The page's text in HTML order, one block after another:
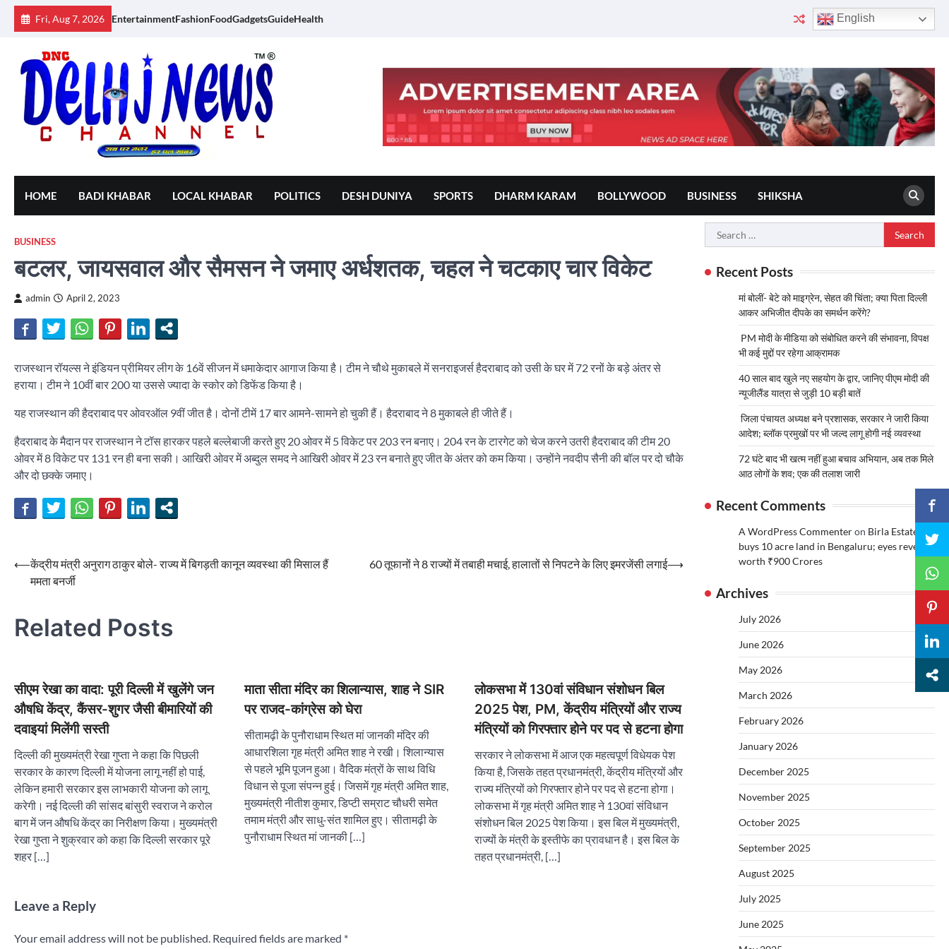
Skip
Fri, Aug 7, 2026 EntertainmentFashionFoodGadgetsGuideHealth English
HOME BADI KHABAR LOCAL KHABAR POLITICS DESH DUNIYA SPORTS DHARM KARAM BOLLYWOOD BUSINESS SHIKSHA
BUSINESS
बटलर, जायसवाल और सैमसन ने जमाए अर्धशतक, चहल ने चटकाए चार विकेट
admin April 2, 2023
राजस्थान रॉयल्स ने इंडियन प्रीमियर लीग के 16वें सीजन में धमाकेदार आगाज किया है। टीम ने चौथे मुकाबले में सनराइजर्स हैदराबाद को उसी के घर में 72 रनों के बड़े अंतर से
हराया। टीम ने 10वीं बार 200 या उससे ज्यादा के स्कोर को डिफेंड किया है।
यह राजस्थान की हैदराबाद पर ओवरऑल 9वीं जीत है। दोनों टीमें 17 बार आमने-सामने हो चुकी हैं। हैदराबाद ने 8 मुकाबले ही जीते हैं।
हैदराबाद के मैदान पर राजस्थान ने टॉस हारकर पहले बल्लेबाजी करते हुए 20 ओवर में 5 विकेट पर 203 रन बनाए। 204 रन के टारगेट को चेज करने उतरी हैदराबाद की टीम 20
ओवर में 8 विकेट पर 131 रन ही बना सकी। आखिरी ओवर में अब्दुल समद ने आखिरी ओवर में 23 रन बनाते हुए जीत के अंतर को कम किया। उन्होंने नवदीप सैनी की बॉल पर दो चौके
और दो छक्के जमाए।
Post
navigation
⟵केंद्रीय मंत्री अनुराग ठाकुर बोले- राज्य में बिगड़ती कानून व्यवस्था की मिसाल हैं
ममता बनर्जी
60 तूफानों ने 8 राज्यों में तबाही मचाई, हालातों से निपटने के लिए इमरजेंसी लगाई⟶
Related Posts
सीएम रेखा का वादा: पूरी दिल्ली में खुलेंगे जन
औषधि केंद्र, कैंसर-शुगर जैसी बीमारियों की
दवाइयां मिलेंगी सस्ती
दिल्ली की मुख्यमंत्री रेखा गुप्ता ने कहा कि पिछली
सरकार के कारण दिल्ली में योजना लागू नहीं हो पाई,
लेकिन हमारी सरकार इस लाभकारी योजना को लागू
करेगी। नई दिल्ली की सांसद बांसुरी स्वराज ने करोल
बाग में जन औषधि केंद्र का निरीक्षण किया। मुख्यमंत्री
रेखा गुप्ता ने शुक्रवार को कहा कि दिल्ली सरकार पूरे
शहर […]
माता सीता मंदिर का शिलान्यास, शाह ने SIR
पर राजद-कांग्रेस को घेरा
सीतामढ़ी के पुनौराधाम स्थित मां जानकी मंदिर की
आधारशिला गृह मंत्री अमित शाह ने रखी। शिलान्यास
से पहले भूमि पूजन हुआ। वैदिक मंत्रों के साथ विधि
विधान से पूजा संपन्न हुई। जिसमें गृह मंत्री अमित शाह,
मुख्यमंत्री नीतीश कुमार, डिप्टी सम्राट चौधरी समेत
तमाम मंत्री और साधु-संत शामिल हुए। सीतामढ़ी के
पुनौराधाम स्थित मां जानकी […]
लोकसभा में 130वां संविधान संशोधन बिल
2025 पेश, PM, केंद्रीय मंत्रियों और राज्य
मंत्रियों को गिरफ्तार होने पर पद से हटना होगा
सरकार ने लोकसभा में आज एक महत्वपूर्ण विधेयक पेश
किया है, जिसके तहत प्रधानमंत्री, केंद्रीय मंत्रियों और
राज्य मंत्रियों को गिरफ्तार होने पर पद से हटना होगा।
लोकसभा में गृह मंत्री अमित शाह ने 130वां संविधान
संशोधन बिल 2025 पेश किया। इस बिल में मुख्यमंत्री,
राज्यों के मंत्री के इस्तीफे का प्रावधान है। इस बिल के
तहत प्रधानमंत्री, […]
Leave a Reply
Your email address will not be published. Required fields are marked *
Search
for:
Recent Posts
मां बोलीं- बेटे को माइग्रेन, सेहत की चिंता; क्या पिता दिल्ली
आकर अभिजीत दीपके का समर्थन करेंगे?
PM मोदी के मीडिया को संबोधित करने की संभावना, विपक्ष
भी कई मुद्दों पर रहेगा आक्रामक
40 साल बाद खुले नए सहयोग के द्वार, जानिए पीएम मोदी की
न्यूजीलैंड यात्रा से जुड़ी 10 बड़ी बातें
जिला पंचायत अध्यक्ष बने प्रशासक, सरकार ने जारी किया
आदेश; ब्लॉक प्रमुखों पर भी जल्द लागू होगी नई व्यवस्था
72 घंटे बाद भी खत्म नहीं हुआ बचाव अभियान, अब तक मिले
आठ लोगों के शव; एक की तलाश जारी
Recent Comments
A WordPress Commenteron Birla Estates
buys 10 acre land in Bengaluru; eyes revenue
worth ₹900 Crores
Archives
July 2026
June 2026
May 2026
March 2026
February 2026
January 2026
December 2025
November 2025
October 2025
September 2025
August 2025
July 2025
June 2025